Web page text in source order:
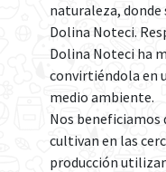
naturaleza, donde
Dolina Noteci.
Dolina Noteci ha
convirtiéndola en
medio ambiente.
Nos beneficiamos
cultivan en las
producción